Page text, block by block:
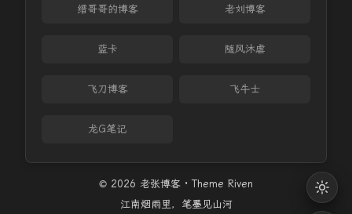
缙哥哥的博客 老刘博客
蓝卡 随风沐虐
飞刀博客 飞牛士
龙G笔记
© 2026 老张博客 · Theme Riven
江南烟雨里，笔墨见山河